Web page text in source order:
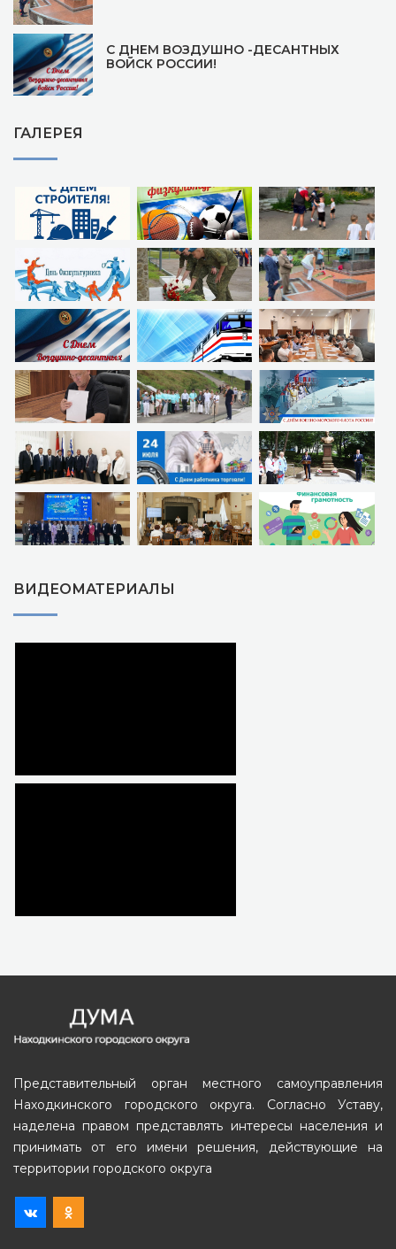
С ДНЕМ ВОЗДУШНО -ДЕСАНТНЫХ
ВОЙСК РОССИИ!
ГАЛЕРЕЯ
ВИДЕОМАТЕРИАЛЫ
Представительный орган местного самоуправления
Находкинского городского округа. Согласно Уставу,
наделена правом представлять интересы населения и
принимать от его имени решения, действующие на
территории городского округа